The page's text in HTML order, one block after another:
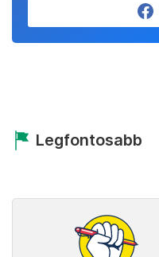
Legfontosabb